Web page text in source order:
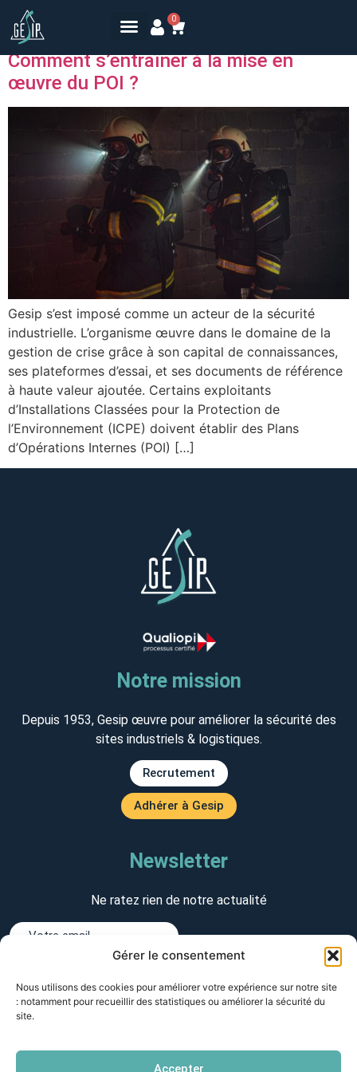
Gérer le consentement
Nous utilisons des cookies pour améliorer votre expérience sur notre site
: notamment pour recueillir des statistiques ou améliorer la sécurité du
site.
Accepter
0
Jour : 1 mars 2021
Comment s’entraîner à la mise en
œuvre du POI ?
Gesip s’est imposé comme un acteur de la sécurité
industrielle. L’organisme œuvre dans le domaine de la
gestion de crise grâce à son capital de connaissances,
ses plateformes d’essai, et ses documents de référence
à haute valeur ajoutée. Certains exploitants
d’Installations Classées pour la Protection de
l’Environnement (ICPE) doivent établir des Plans
d’Opérations Internes (POI) […]
Notre mission
Depuis 1953, Gesip œuvre pour améliorer la sécurité des
sites industriels & logistiques.
Recrutement
Adhérer à Gesip
Newsletter
Ne ratez rien de notre actualité
S'inscrire
Siège Gesip